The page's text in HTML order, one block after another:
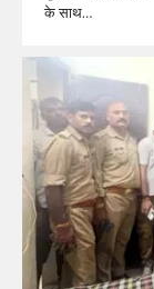
के साथ…